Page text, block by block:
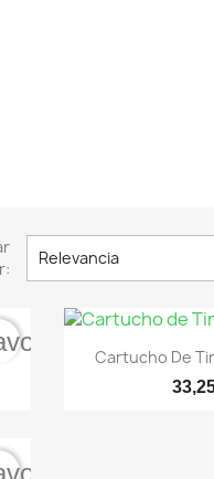
Relevancia
 Vista
Cartucho De